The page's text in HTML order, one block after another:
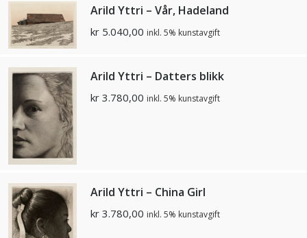
Arild Yttri – Vår, Hadeland
kr 5.040,00 inkl. 5% kunstavgift
Arild Yttri – Datters blikk
kr 3.780,00 inkl. 5% kunstavgift
Arild Yttri – China Girl
kr 3.780,00 inkl. 5% kunstavgift